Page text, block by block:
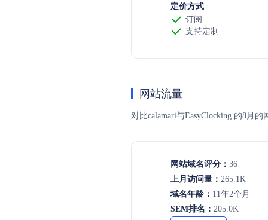
定价方式
订阅
支持定制
网站流量
对比calamari与EasyClocking 的8月
网站域名评分： 36
上月访问量： 265.1K
域名年龄： 11年2个月
SEM排名： 205.0K